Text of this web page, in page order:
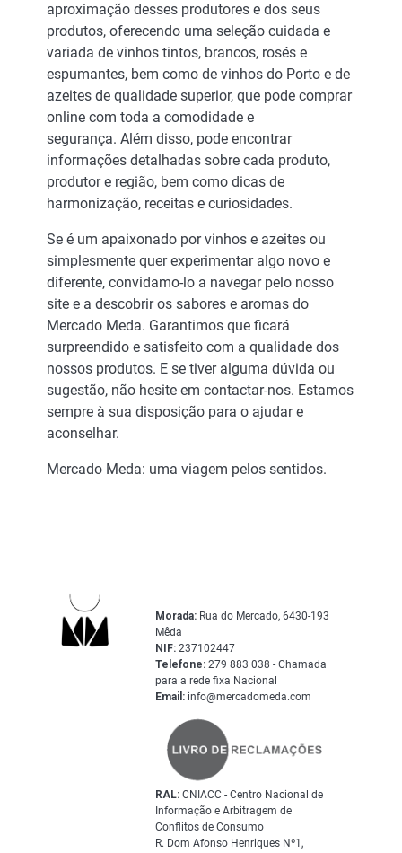
aproximação desses produtores e dos seus
produtos, oferecendo uma seleção cuidada e
variada de vinhos tintos, brancos, rosés e
espumantes, bem como de vinhos do Porto e de
azeites de qualidade superior, que pode comprar
online com toda a comodidade e
segurança. Além disso, pode encontrar
informações detalhadas sobre cada produto,
produtor e região, bem como dicas de
harmonização, receitas e curiosidades.
Se é um apaixonado por vinhos e azeites ou
simplesmente quer experimentar algo novo e
diferente, convidamo-lo a navegar pelo nosso
site e a descobrir os sabores e aromas do
Mercado Meda. Garantimos que ficará
surpreendido e satisfeito com a qualidade dos
nossos produtos. E se tiver alguma dúvida ou
sugestão, não hesite em contactar-nos. Estamos
sempre à sua disposição para o ajudar e
aconselhar.
Mercado Meda: uma viagem pelos sentidos.
Morada: Rua do Mercado, 6430-193
Mêda
NIF: 237102447
Telefone: 279 883 038 - Chamada
para a rede fixa Nacional
Email: info@mercadomeda.com
RAL: CNIACC - Centro Nacional de
Informação e Arbitragem de
Conflitos de Consumo
R. Dom Afonso Henriques Nº1,